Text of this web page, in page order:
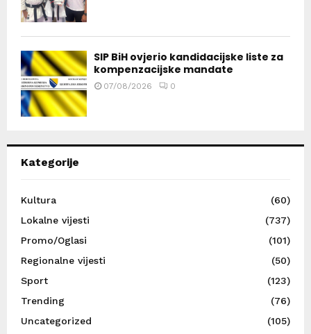
SIP BiH ovjerio kandidacijske liste za
kompenzacijske mandate
07/08/2026 0
Kategorije
Kultura
(60)
Lokalne vijesti
(737)
Promo/Oglasi
(101)
Regionalne vijesti
(50)
Sport
(123)
Trending
(76)
Uncategorized
(105)